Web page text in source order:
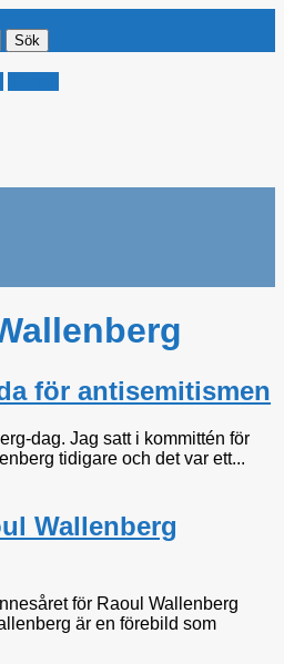
för antisemitismen
dag. Jag satt i kommittén för
tidigare och det var ett...
Wallenberg
för Raoul Wallenberg
är en förebild som